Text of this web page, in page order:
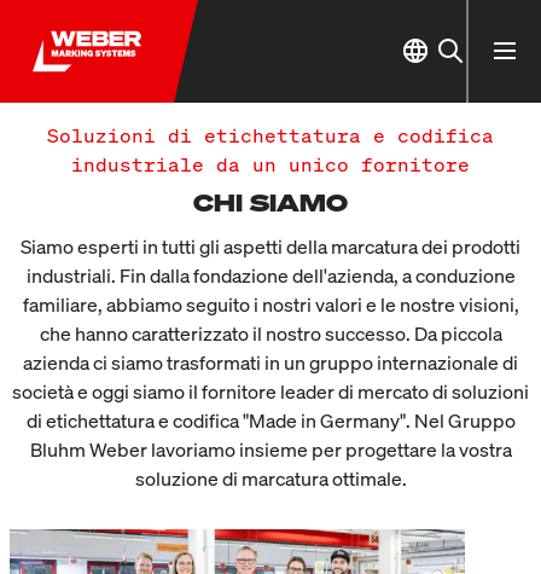
Soluzioni di etichettatura e codifica
industriale da un unico fornitore
CHI SIAMO
Siamo esperti in tutti gli aspetti della marcatura dei prodotti
industriali. Fin dalla fondazione dell'azienda, a conduzione
familiare, abbiamo seguito i nostri valori e le nostre visioni,
che hanno caratterizzato il nostro successo. Da piccola
azienda ci siamo trasformati in un gruppo internazionale di
società e oggi siamo il fornitore leader di mercato di soluzioni
di etichettatura e codifica "Made in Germany". Nel Gruppo
Bluhm Weber lavoriamo insieme per progettare la vostra
soluzione di marcatura ottimale.